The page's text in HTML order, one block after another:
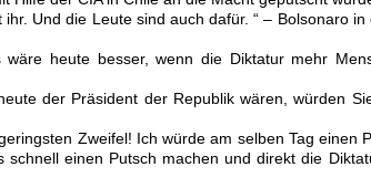
ihr. Und die Leute sind auch dafür. “ – Bolsonaro
wäre heute besser, wenn die Diktatur mehr
der Präsident der Republik wären, würden
Zweifel! Ich würde am selben Tag einen
einen Putsch machen und direkt die